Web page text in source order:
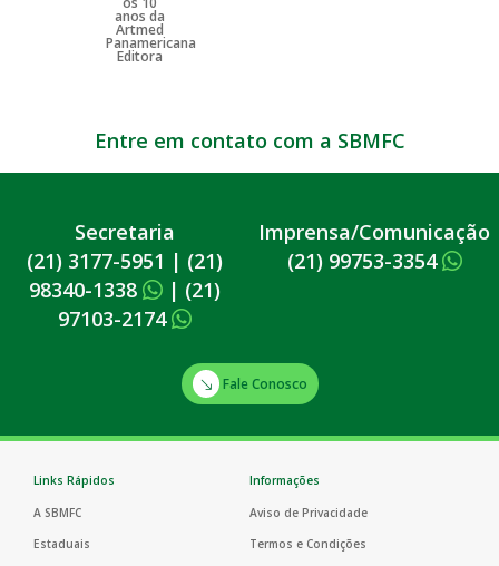
Entre em contato com a SBMFC
Secretaria
(21) 3177-5951 | (21)
98340-1338
| (21)
97103-2174
Imprensa/Comunicação
(21) 99753-3354
Fale Conosco
Links Rápidos
A SBMFC
Estaduais
Informações
Aviso de Privacidade
Termos e Condições